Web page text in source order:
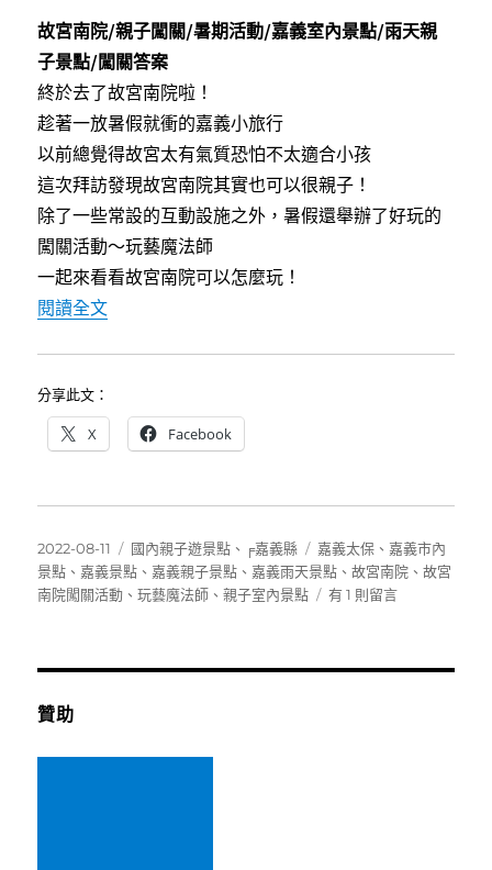
c
e
b
o
o
k
i
t
t
e
r
n
e
故宮南院/親子闖關/暑期活動/嘉義室內景點/雨天親
子景點/闖關答案
終於去了故宮南院啦！
趁著一放暑假就衝的嘉義小旅行
以前總覺得故宮太有氣質恐怕不太適合小孩
這次拜訪發現故宮南院其實也可以很親子！
除了一些常設的互動設施之外，暑假還舉辦了好玩的
闖關活動～玩藝魔法師
一起來看看故宮南院可以怎麼玩！
閱讀全文〈[嘉義]故宮南院親子遊～2022夏日親子藝術
分享此文：
X Facebook
發
佈
日
2022-08-11
分
類
國內親子遊景點 、 ╒嘉義縣
標
籤
嘉義太保 、 嘉義市內
景點 、 嘉義景點 、 嘉義親子景點 、 嘉義雨天景點 、故宮南院 、故宮
南院闖關活動 、玩藝魔法師 、親子室內景點
在
有 1 則留言
贊助